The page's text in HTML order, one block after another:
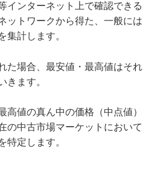
インターネット上で確認できる
ットワークから得た、一般には
集計します。
た場合、最安値・最高値はそれ
きます。
高値の真ん中の価格（中点値）
の中古市場マーケットにおいて
特定します。